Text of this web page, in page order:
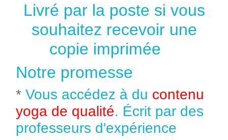
Livré par la poste si vous
souhaitez recevoir une
copie imprimée
Notre promesse
* Vous accédez à du contenu
yoga de qualité. Écrit par des
professeurs d'expérience